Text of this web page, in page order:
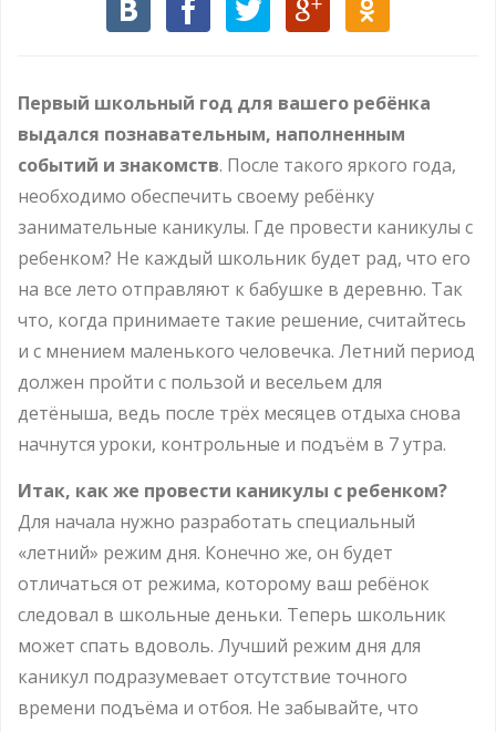
Первый школьный год для вашего ребёнка
выдался познавательным, наполненным
событий и знакомств. После такого яркого года,
необходимо обеспечить своему ребёнку
занимательные каникулы. Где провести каникулы с
ребенком? Не каждый школьник будет рад, что его
на все лето отправляют к бабушке в деревню. Так
что, когда принимаете такие решение, считайтесь
и с мнением маленького человечка. Летний период
должен пройти с пользой и весельем для
детёныша, ведь после трёх месяцев отдыха снова
начнутся уроки, контрольные и подъём в 7 утра.
Итак, как же провести каникулы с ребенком?
Для начала нужно разработать специальный
«летний» режим дня. Конечно же, он будет
отличаться от режима, которому ваш ребёнок
следовал в школьные деньки. Теперь школьник
может спать вдоволь. Лучший режим дня для
каникул подразумевает отсутствие точного
времени подъёма и отбоя. Не забывайте, что